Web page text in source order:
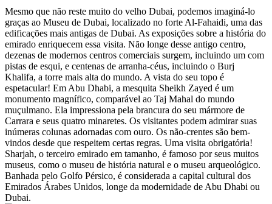
Mesmo que não reste muito do velho Dubai, podemos imaginá-lo
graças ao Museu de Dubai, localizado no forte Al-Fahaidi, uma das
edificações mais antigas de Dubai. As exposições sobre a história do
emirado enriquecem essa visita. Não longe desse antigo centro,
dezenas de modernos centros comerciais surgem, incluindo um com
pistas de esqui, e centenas de arranha-céus, incluindo o Burj
Khalifa, a torre mais alta do mundo. A vista do seu topo é
espetacular! Em Abu Dhabi, a mesquita Sheikh Zayed é um
monumento magnífico, comparável ao Taj Mahal do mundo
muçulmano. Ela impressiona pela brancura do seu mármore de
Carrara e seus quatro minaretes. Os visitantes podem admirar suas
inúmeras colunas adornadas com ouro. Os não-crentes são bem-
vindos desde que respeitem certas regras. Uma visita obrigatória!
Sharjah, o terceiro emirado em tamanho, é famoso por seus muitos
museus, como o museu de história natural e o museu arqueológico.
Banhada pelo Golfo Pérsico, é considerada a capital cultural dos
Emirados Árabes Unidos, longe da modernidade de Abu Dhabi ou
Dubai.